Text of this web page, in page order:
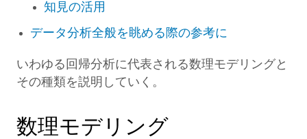
知見の活用
データ分析全般を眺める際の参考に
いわゆる回帰分析に代表される数理モデリングと
その種類を説明していく。
数理モデリング